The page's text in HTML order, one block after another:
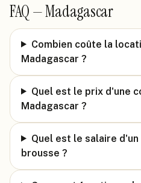
FAQ —Madagascar
Combien coûte la
Madagascar ?
Quel est le prix d'une
Madagascar ?
Quel est le salaire
brousse ?